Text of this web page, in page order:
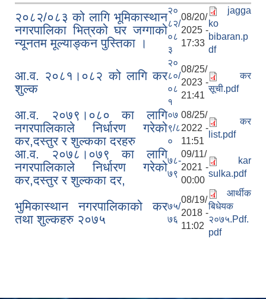
२०८२/०८३ को लागि भूमिकास्थान
नगरपालिका भित्रको घर जग्गाको
न्यूनतम मूल्याङ्कन पुस्तिका ।
२०
८२/
०८
३
08/20/
2025 -
17:33
jagga
ko
bibaran.p
df
आ.व. २०८१।०८२ को लागि कर
शुल्क
२०
८०/
०८
१
08/25/
2023 -
21:41
कर
सूची.pdf
आ.व. २०७९।०८० का लागि
नगरपालिकाले निर्धारण गरेको
कर,दस्तुर र शुल्कका दरहरु
०७
९/८
०
08/25/
2022 -
11:51
कर
list.pdf
आ.व. २०७८।०७९ का लागि
नगरपालिकाले निर्धारण गरेको
कर,दस्तुर र शुल्कका दर,
७८-
७९
09/11/
2021 -
00:00
kar
sulka.pdf
भुमिकास्थान नगरपालिकाको कर
तथा शुल्कहरु २०७५
७५/
७६
08/19/
2018 -
11:02
आर्थीक
बिधेयक
२०७५.Pdf.
pdf